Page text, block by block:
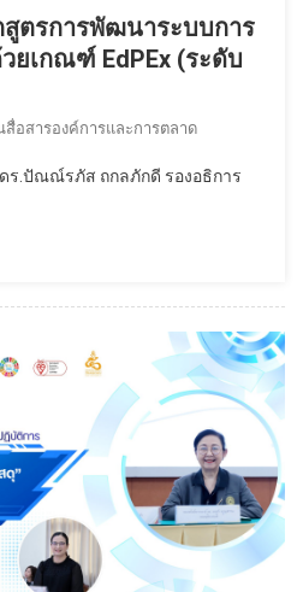
ตรการพัฒนาระบบการ
ยเกณฑ์ EdPEx (ระดับ
สื่อสารองค์การและการตลาด
ร.ปัณณ์รภัส ถกลภักดี รองอธิการ